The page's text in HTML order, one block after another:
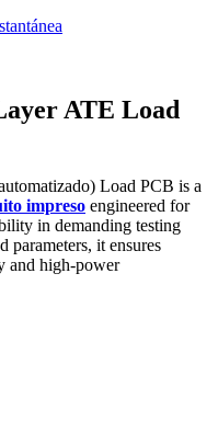
ATE Load
Load PCB is a
impreso engineered for
in demanding testing
parameters, it ensures
and high-power